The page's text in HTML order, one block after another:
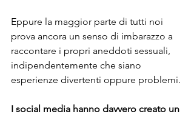
Eppure la maggior parte di tutti noi
prova ancora un senso di imbarazzo a
raccontare i propri aneddoti sessuali,
indipendentemente che siano
esperienze divertenti oppure problemi.
I social media hanno davvero creato un